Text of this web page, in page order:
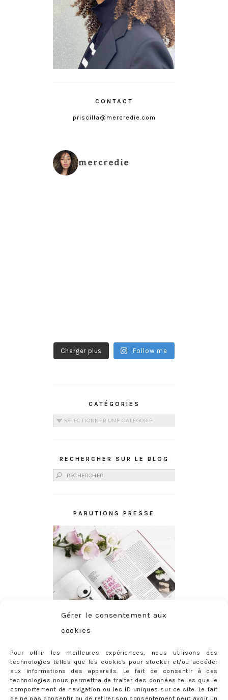
Gérer le consentement aux
cookies
Pour offrir les meilleures expériences, nous utilisons des
technologies telles que les cookies pour stocker et/ou accéder
aux informations des appareils. Le fait de consentir à ces
technologies nous permettra de traiter des données telles que le
comportement de navigation ou les ID uniques sur ce site. Le fait
de ne pas consentir ou de retirer son consentement peut avoir un
CONTACT
priscilla@mercredie.com
mercredie
Charger plus Follow me
CATÉGORIES
Catégories
RECHERCHER SUR LE BLOG
Rechercher :
PARUTIONS PRESSE